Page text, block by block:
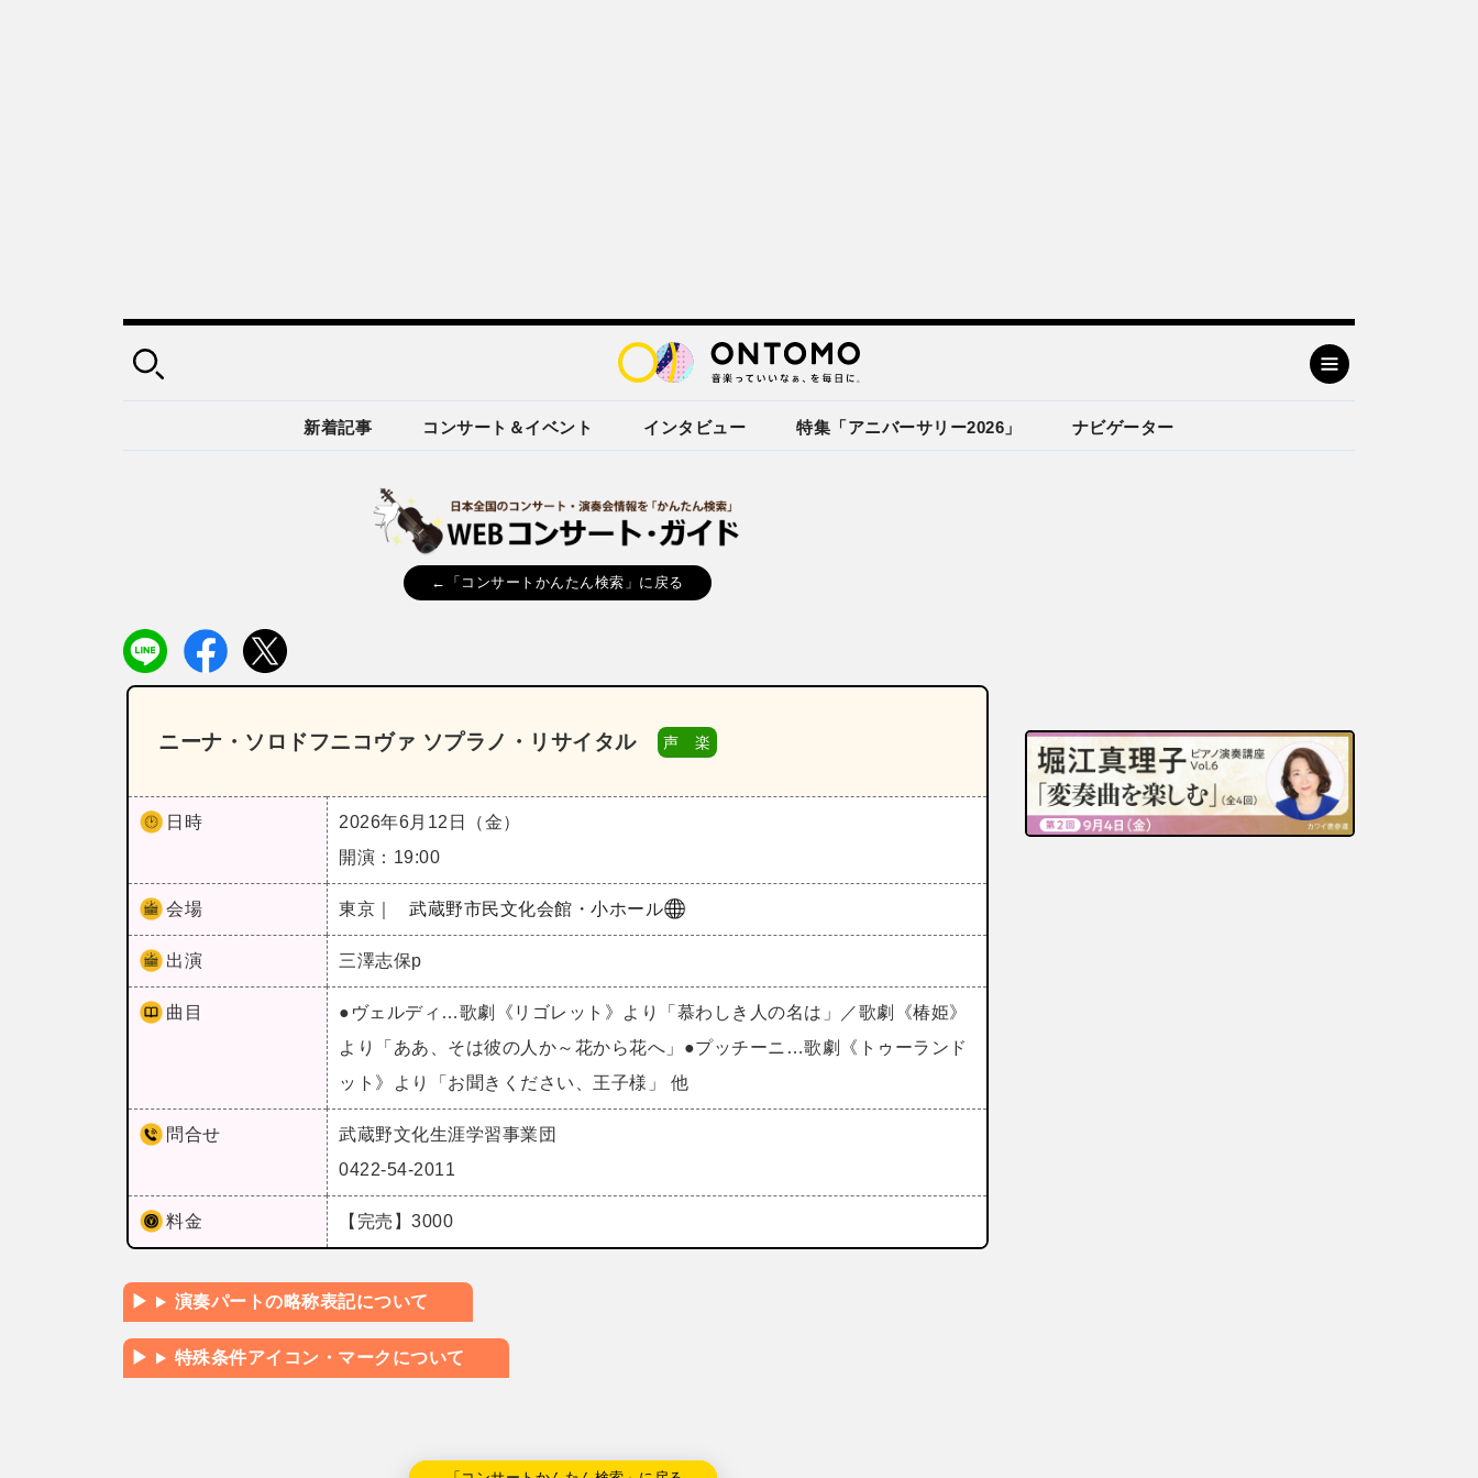
新着記事 コンサート＆イベント インタビュー 特集「アニバーサリー2026」 ナビゲーター
←「コンサートかんたん検索」に戻る
ニーナ・ソロドフニコヴァ ソプラノ・リサイタル 声 楽
日時
2026年6月12日（金）
開演：19:00
会場 東京｜ 武蔵野市民文化会館・小ホール
出演 三澤志保p
曲目
●ヴェルディ…歌劇《リゴレット》より「慕わしき人の名は」／歌劇《椿姫》
より「ああ、そは彼の人か～花から花へ」●プッチーニ…歌劇《トゥーランド
ット》より「お聞きください、王子様」 他
問合せ
武蔵野文化生涯学習事業団
0422-54-2011
料金 【完売】3000
演奏パートの略称表記について
特殊条件アイコン・マークについて